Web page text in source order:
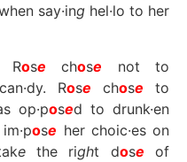
say·inghel·lo to her
Rose chose not to
Rose chose to
op·posed to drunk·en
ose her choic·es on
ethe right dose of